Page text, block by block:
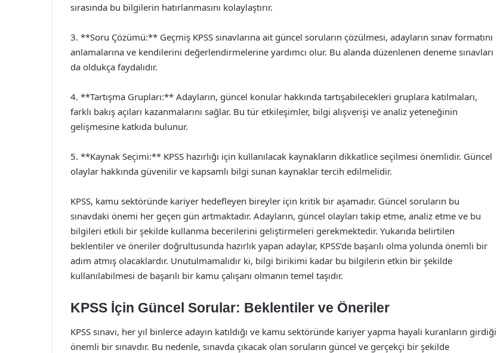
sırasında bu bilgilerin hatırlanmasını kolaylaştırır.
3. **Soru Çözümü:** Geçmiş KPSS sınavlarına ait güncel soruların çözülmesi, adayların sınav formatını
anlamalarına ve kendilerini değerlendirmelerine yardımcı olur. Bu alanda düzenlenen deneme sınavları
da oldukça faydalıdır.
4. **Tartışma Grupları:** Adayların, güncel konular hakkında tartışabilecekleri gruplara katılmaları,
farklı bakış açıları kazanmalarını sağlar. Bu tür etkileşimler, bilgi alışverişi ve analiz yeteneğinin
gelişmesine katkıda bulunur.
5. **Kaynak Seçimi:** KPSS hazırlığı için kullanılacak kaynakların dikkatlice seçilmesi önemlidir. Güncel
olaylar hakkında güvenilir ve kapsamlı bilgi sunan kaynaklar tercih edilmelidir.
KPSS, kamu sektöründe kariyer hedefleyen bireyler için kritik bir aşamadır. Güncel soruların bu
sınavdaki önemi her geçen gün artmaktadır. Adayların, güncel olayları takip etme, analiz etme ve bu
bilgileri etkili bir şekilde kullanma becerilerini geliştirmeleri gerekmektedir. Yukarıda belirtilen
beklentiler ve öneriler doğrultusunda hazırlık yapan adaylar, KPSS’de başarılı olma yolunda önemli bir
adım atmış olacaklardır. Unutulmamalıdır ki, bilgi birikimi kadar bu bilgilerin etkin bir şekilde
kullanılabilmesi de başarılı bir kamu çalışanı olmanın temel taşıdır.
KPSS İçin Güncel Sorular: Beklentiler ve Öneriler
KPSS sınavı, her yıl binlerce adayın katıldığı ve kamu sektöründe kariyer yapma hayali kuranların girdiği
önemli bir sınavdır. Bu nedenle, sınavda çıkacak olan soruların güncel ve gerçekçi bir şekilde